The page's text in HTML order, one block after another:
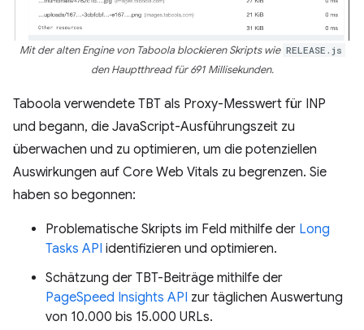
Mit der alten Engine von Taboola blockieren Skripts wie RELEASE.js
den Hauptthread für 691 Millisekunden.
Taboola verwendete TBT als Proxy-Messwert für INP
und begann, die JavaScript-Ausführungszeit zu
überwachen und zu optimieren, um die potenziellen
Auswirkungen auf Core Web Vitals zu begrenzen. Sie
haben so begonnen:
Problematische Skripts im Feld mithilfe der Long
Tasks API identifizieren und optimieren.
Schätzung der TBT-Beiträge mithilfe der
PageSpeed Insights API zur täglichen Auswertung
von 10.000 bis 15.000 URLs.